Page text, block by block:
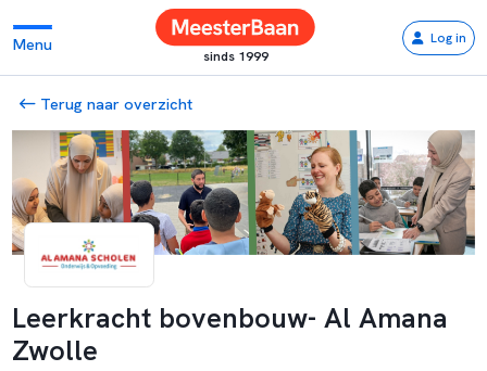
Menu
sinds 1999
Log in
Terug naar overzicht
Leerkracht bovenbouw- Al Amana
Zwolle